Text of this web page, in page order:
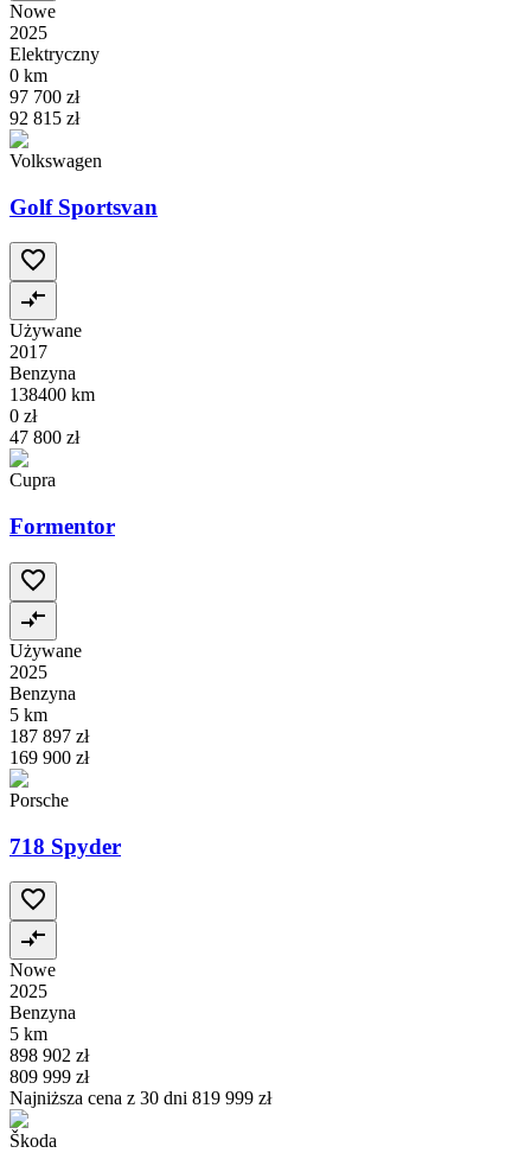
Nowe
2025
Elektryczny
0 km
97 700 zł
92 815 zł
Volkswagen
Golf Sportsvan
Używane
2017
Benzyna
138400 km
0 zł
47 800 zł
Cupra
Formentor
Używane
2025
Benzyna
5 km
187 897 zł
169 900 zł
Porsche
718 Spyder
Nowe
2025
Benzyna
5 km
898 902 zł
809 999 zł
Najniższa cena z 30 dni 819 999 zł
Škoda